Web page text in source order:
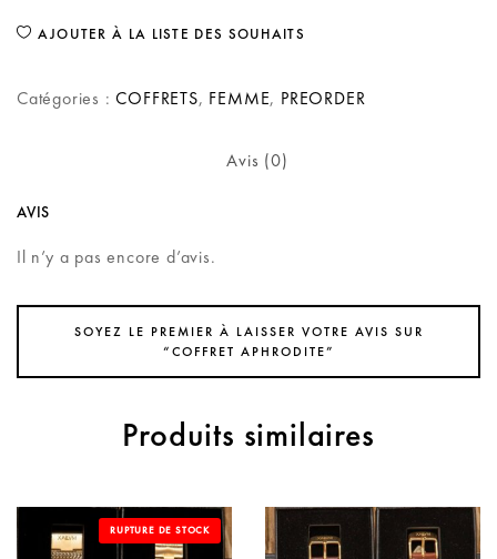
AJOUTER À LA LISTE DES SOUHAITS
Catégories :COFFRETS, FEMME, PREORDER
Avis (0)
AVIS
Il n’y a pas encore d’avis.
SOYEZ LE PREMIER À LAISSER VOTRE AVIS SUR
“COFFRET APHRODITE”
Produits similaires
RUPTURE DE STOCK